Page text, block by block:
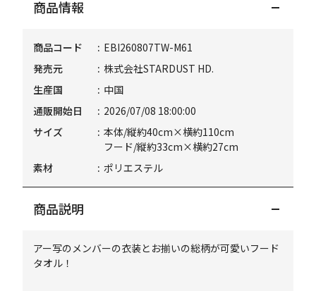
商品情報
商品コード
EBI260807TW-M61
発売元
株式会社STARDUST HD.
生産国
中国
通販開始日
2026/07/08 18:00:00
サイズ
本体/縦約40cm×横約110cm
フード/縦約33cm×横約27cm
素材
ポリエステル
商品説明
アー写のメンバーの衣装とお揃いの総柄が可愛いフード
タオル！